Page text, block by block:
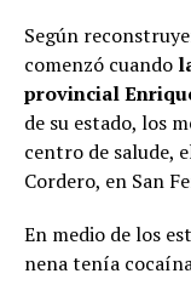
Según
comenzó cuando
provincial
de su estado, los
centro de salude,
Cordero, en San
En medio de los
nena tenía